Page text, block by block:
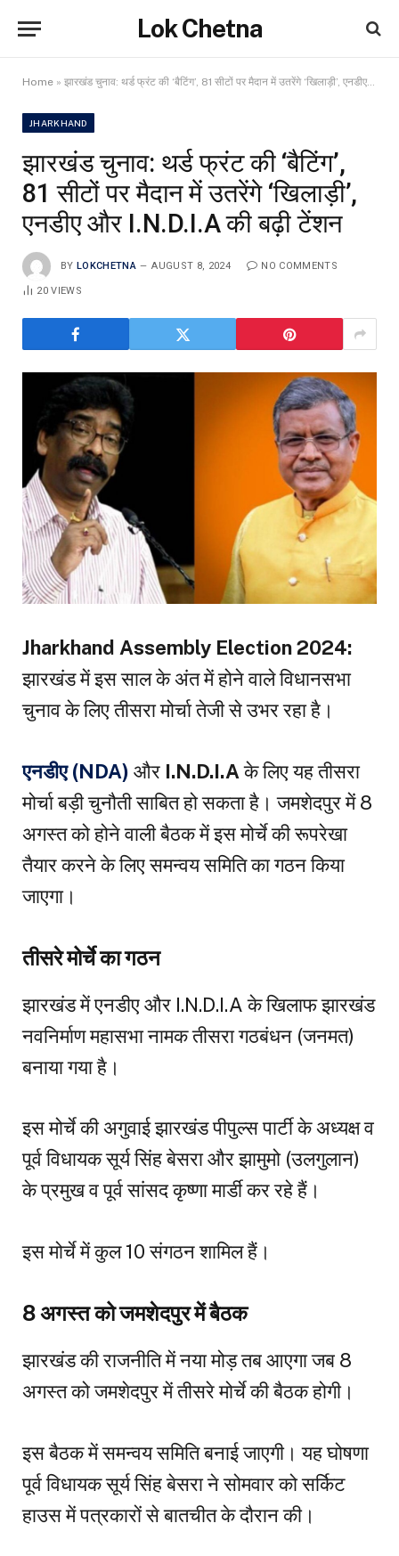
Lok Chetna
Home » झारखंड चुनाव: थर्ड फ्रंट की ‘बैटिंग’, 81 सीटों पर मैदान में उतरेंगे ‘खिलाड़ी’, एनडीए और I.N.D.I.A की बढ़ी टेंशन
JHARKHAND
झारखंड चुनाव: थर्ड फ्रंट की ‘बैटिंग’,
81 सीटों पर मैदान में उतरेंगे ‘खिलाड़ी’,
एनडीए और I.N.D.I.A की बढ़ी टेंशन
BY LOKCHETNA AUGUST 8, 2024 NO COMMENTS
20VIEWS
Jharkhand Assembly Election 2024:
झारखंड में इस साल के अंत में होने वाले विधानसभा
चुनाव के लिए तीसरा मोर्चा तेजी से उभर रहा है।
एनडीए (NDA) और I.N.D.I.Aके लिए यह तीसरा
मोर्चा बड़ी चुनौती साबित हो सकता है। जमशेदपुर में 8
अगस्त को होने वाली बैठक में इस मोर्चे की रूपरेखा
तैयार करने के लिए समन्वय समिति का गठन किया
जाएगा।
तीसरे मोर्चे का गठन
झारखंड में एनडीए और I.N.D.I.A के खिलाफ झारखंड
नवनिर्माण महासभा नामक तीसरा गठबंधन (जनमत)
बनाया गया है।
इस मोर्चे की अगुवाई झारखंड पीपुल्स पार्टी के अध्यक्ष व
पूर्व विधायक सूर्य सिंह बेसरा और झामुमो (उलगुलान)
के प्रमुख व पूर्व सांसद कृष्णा मार्डी कर रहे हैं।
इस मोर्चे में कुल 10 संगठन शामिल हैं।
8 अगस्त को जमशेदपुर में बैठक
झारखंड की राजनीति में नया मोड़ तब आएगा जब 8
अगस्त को जमशेदपुर में तीसरे मोर्चे की बैठक होगी।
इस बैठक में समन्वय समिति बनाई जाएगी। यह घोषणा
पूर्व विधायक सूर्य सिंह बेसरा ने सोमवार को सर्किट
हाउस में पत्रकारों से बातचीत के दौरान की।